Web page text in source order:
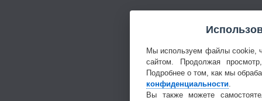
Мы используем файлы cookie,
сайтом. Продолжая
Подробнее о том, как мы
конфиденциальности.
Вы также можете